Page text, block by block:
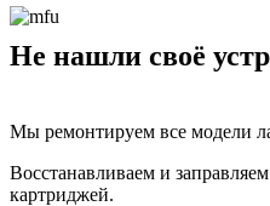
Не нашли своё
Мы ремонтируем все модели
Восстанавливаем и
картриджей.